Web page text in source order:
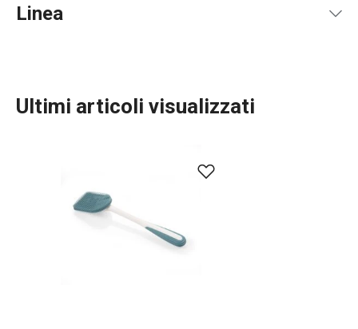
Linea
Organizzazione e pulizia
Ultimi articoli visualizzati